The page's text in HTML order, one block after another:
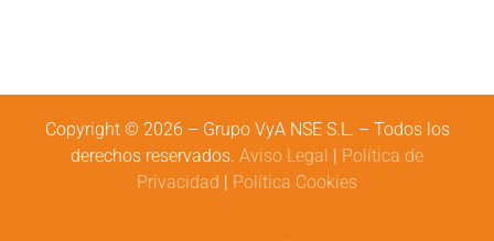
Copyright © 2026 – Grupo VyA NSE S.L. – Todos los
derechos reservados. Aviso Legal | Política de
Privacidad | Política Cookies